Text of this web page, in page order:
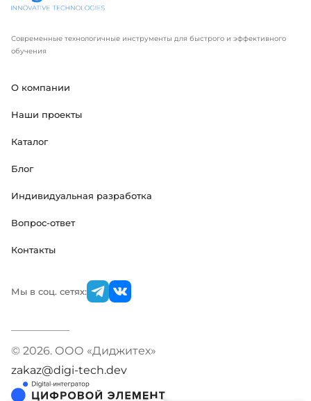
Современные технологичные инструменты для быстрого и эффективного
обучения
О компании
Наши проекты
Каталог
Блог
Индивидуальная разработка
Вопрос-ответ
Контакты
Мы в соц. сетях:
© 2026. ООО «Диджитех»
zakaz@digi-tech.dev